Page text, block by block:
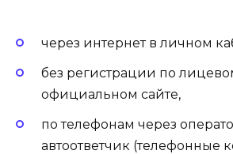
через интернет в личном
без регистрации по
официальном сайте,
по телефонам через
автоответчик (телефонные